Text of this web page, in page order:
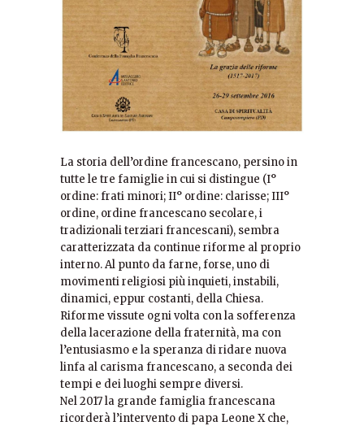
La storia dell’ordine francescano, persino in
tutte le tre famiglie in cui si distingue (I°
ordine: frati minori; II° ordine: clarisse; III°
ordine, ordine francescano secolare, i
tradizionali terziari francescani), sembra
caratterizzata da continue riforme al proprio
interno. Al punto da farne, forse, uno di
movimenti religiosi più inquieti, instabili,
dinamici, eppur costanti, della Chiesa.
Riforme vissute ogni volta con la sofferenza
della lacerazione della fraternità, ma con
l’entusiasmo e la speranza di ridare nuova
linfa al carisma francescano, a seconda dei
tempi e dei luoghi sempre diversi.
Nel 2017 la grande famiglia francescana
ricorderà l’intervento di papa Leone X che,